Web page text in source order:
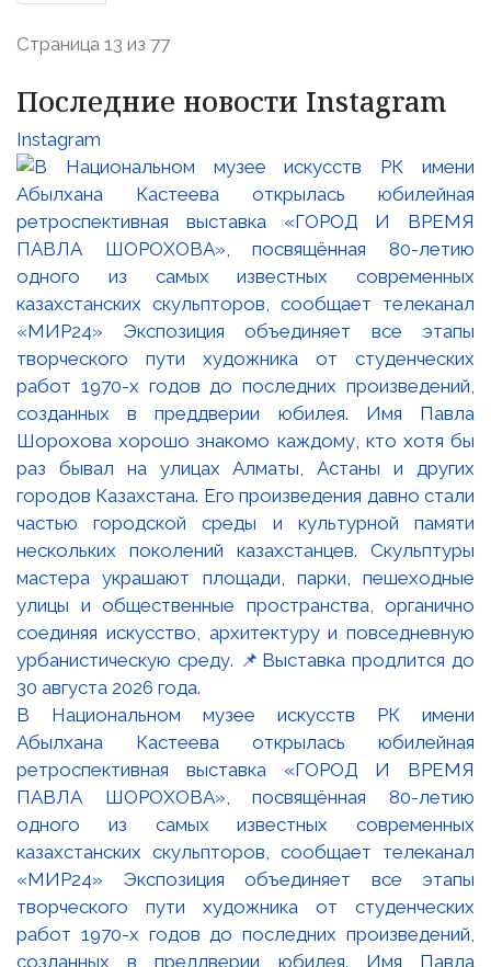
Страница 13 из 77
Последние новости Instagram
Instagram
В Национальном музее искусств РК имени
Абылхана Кастеева открылась юбилейная
ретроспективная выставка «ГОРОД И ВРЕМЯ
ПАВЛА ШОРОХОВА», посвящённая 80-летию
одного из самых известных современных
казахстанских скульпторов, сообщает телеканал
«МИР24» Экспозиция объединяет все этапы
творческого пути художника от студенческих
работ 1970-х годов до последних произведений,
созданных в преддверии юбилея. Имя Павла